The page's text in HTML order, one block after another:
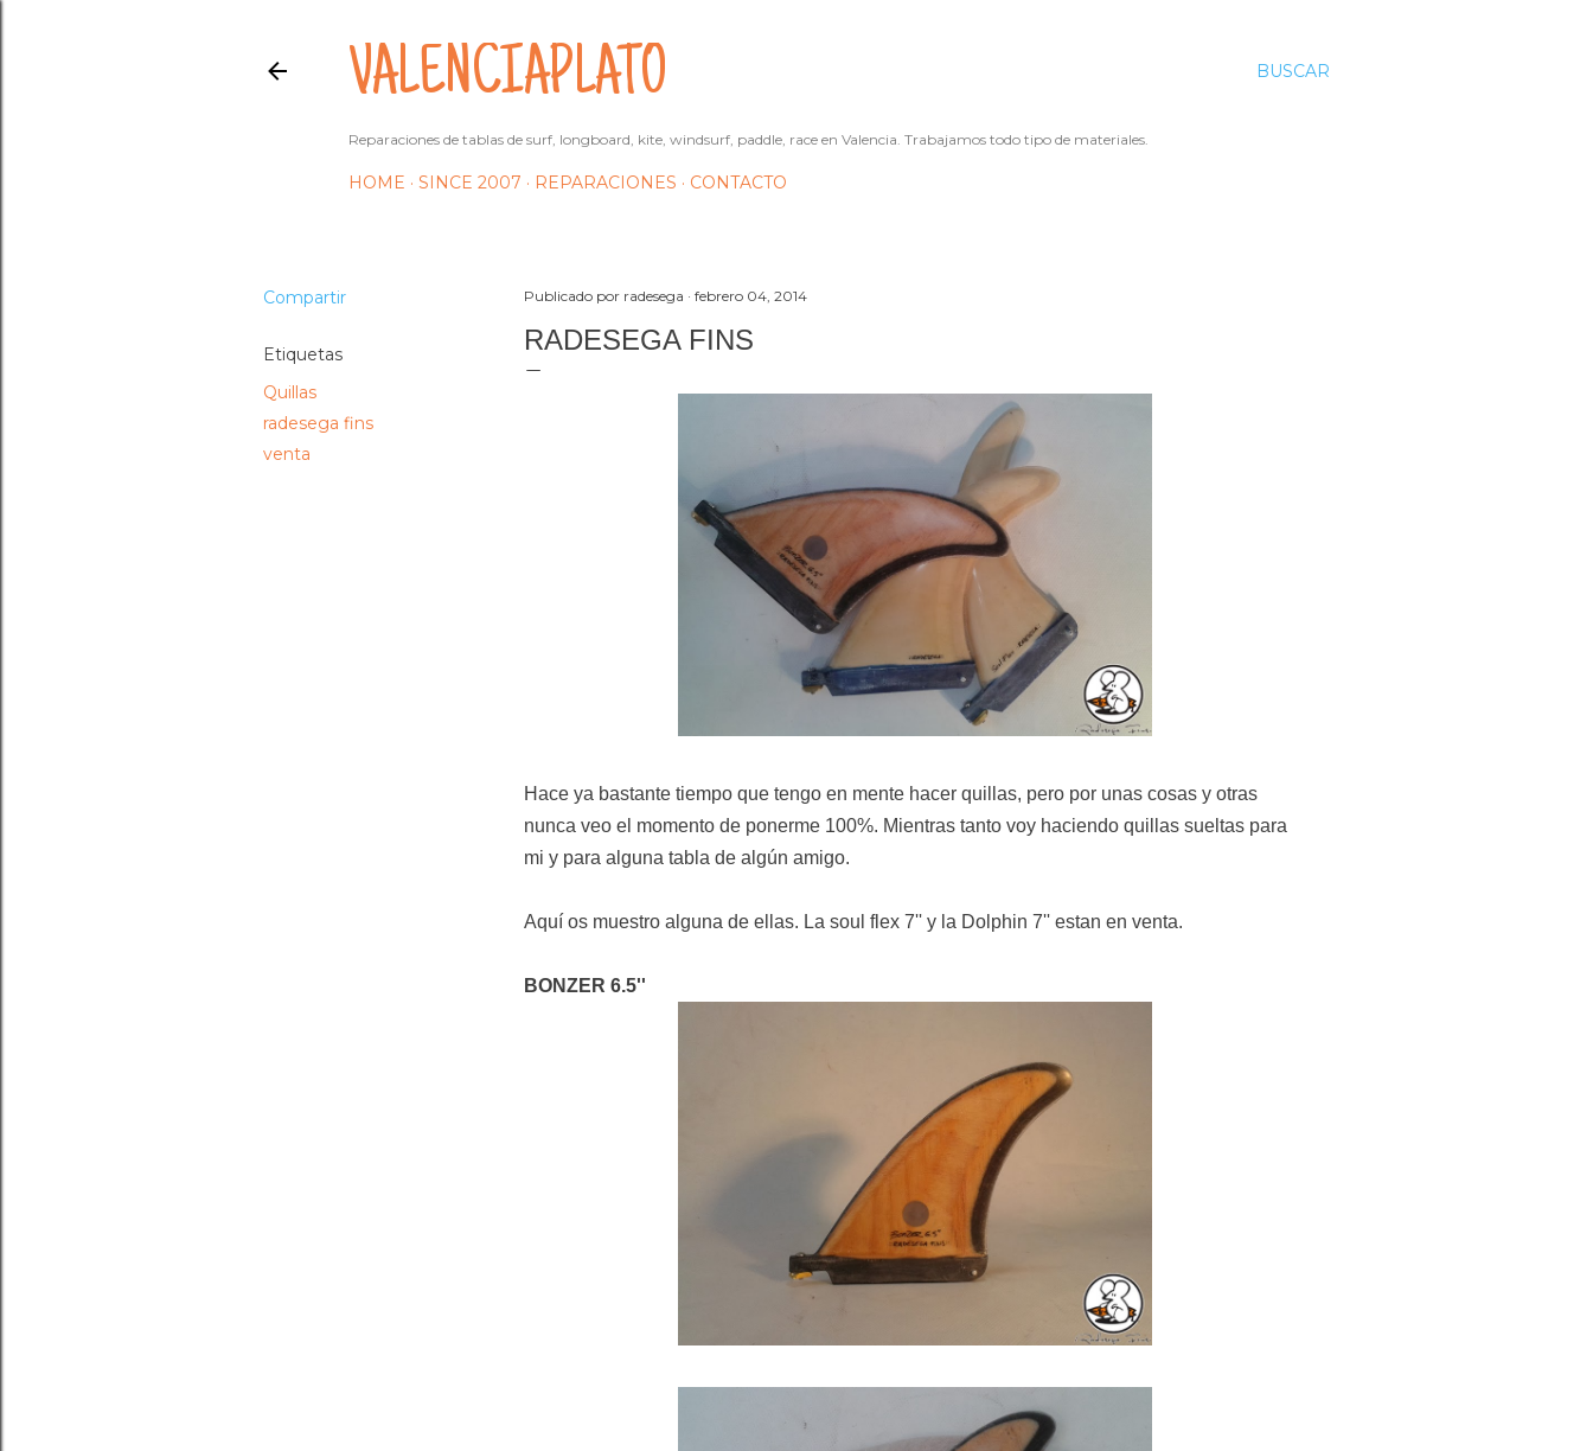
BUSCAR
VALENCIAPLATO
Reparaciones de tablas de surf, longboard, kite, windsurf, paddle, race en Valencia. Trabajamos todo tipo de materiales.
HOME SINCE 2007 REPARACIONES CONTACTO
Compartir
Etiquetas
Quillas
radesega fins
venta
Publicado por radesega febrero 04, 2014
RADESEGA FINS
Hace ya bastante tiempo que tengo en mente hacer quillas, pero por unas cosas y otras
nunca veo el momento de ponerme 100%. Mientras tanto voy haciendo quillas sueltas para
mi y para alguna tabla de algún amigo.
Aquí os muestro alguna de ellas. La soul flex 7'' y la Dolphin 7'' estan en venta.
BONZER 6.5''